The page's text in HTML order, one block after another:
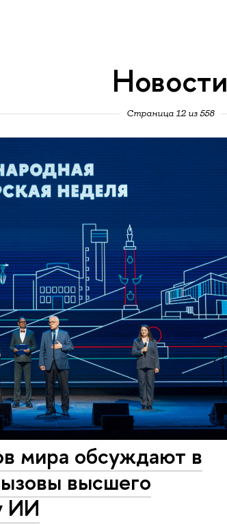
Новости
Страница 12 из 558
мира обсуждают в
высшего
ИИ